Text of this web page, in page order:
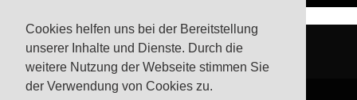
Cookies helfen uns bei der Bereitstellung
unserer Inhalte und Dienste. Durch die
weitere Nutzung der Webseite stimmen Sie
der Verwendung von Cookies zu.